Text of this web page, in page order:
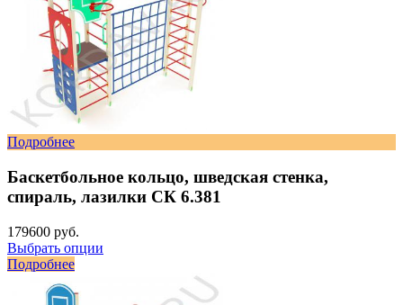
Подробнее
Баскетбольное кольцо, шведская стенка,
спираль, лазилки СК 6.381
179600 руб.
Выбрать опции
Подробнее